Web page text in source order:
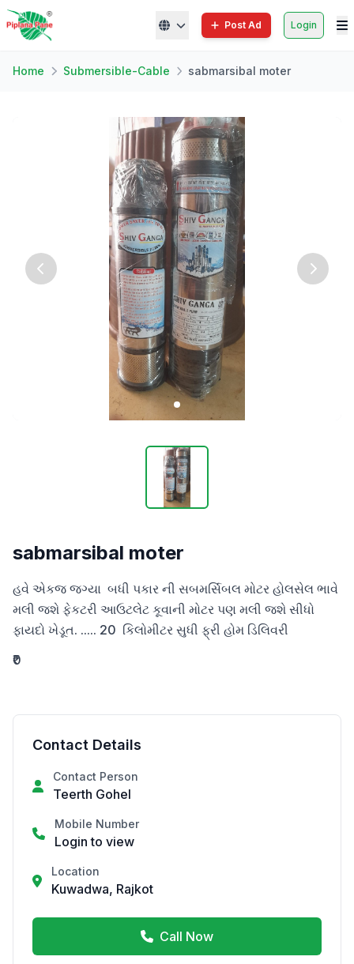
Post Ad Login
Home Submersible-Cable sabmarsibal moter
sabmarsibal moter
હવે એકજ જગ્યા  બધી પકાર ની સબમર્સિબલ મોટર હોલસેલ ભાવે
મલી જશે ફેકટરી આઉટલેટ કૂવાની મોટર પણ મલી જશે સીધો
ફાયદો ખેડૂત. ..... 20  કિલોમીટર સુધી ફ્રી હોમ ડિલિવરી
₹0
Contact Details
Contact Person
Teerth Gohel
Mobile Number
Login to view
Location
Kuwadwa, Rajkot
Call Now